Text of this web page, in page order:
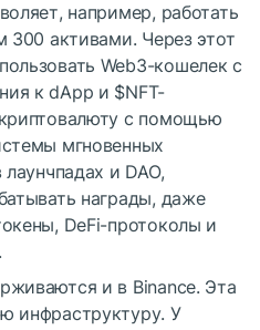
например, работать
300 активами. Через этот
Web3-кошелек с
к dApp и $NFT-
с помощью
мгновенных
и DAO,
награды, даже
DeFi-протоколы и
и в Binance. Эта
инфраструктуру. У